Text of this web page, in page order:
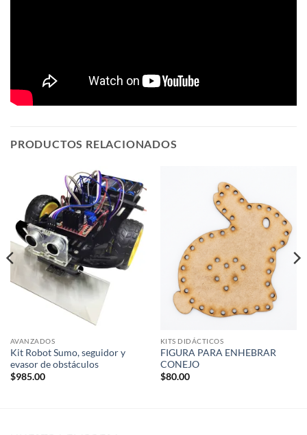
PRODUCTOS RELACIONADOS
AVANZADOS
Kit Robot Sumo, seguidor y
evasor de obstáculos
$985.00
KITS DIDÁCTICOS
FIGURA PARA ENHEBRAR
CONEJO
$80.00